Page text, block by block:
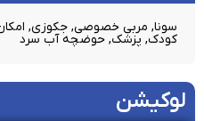
سونا, مربی خصوصی, جکوزی, امکان
کودک, پزشک, حوضچه آب سرد
لوکیشن